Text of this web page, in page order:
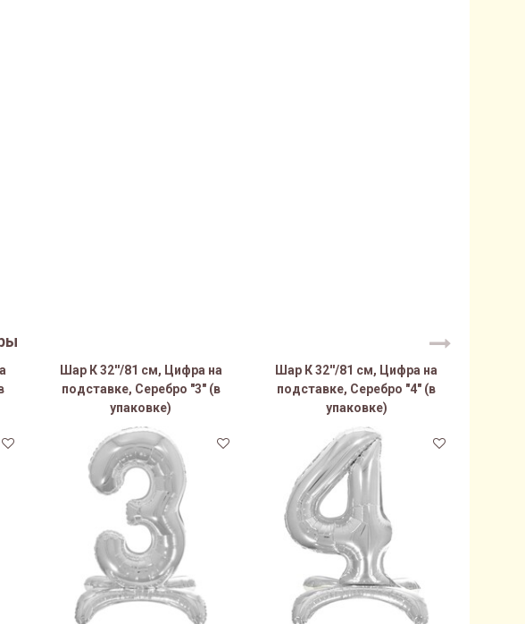
Шар К 32''/81 см, Цифра на
подставке, Серебро "3" (в
упаковке)
Шар К 32''/81 см, Цифра на
подставке, Серебро "4" (в
упаковке)